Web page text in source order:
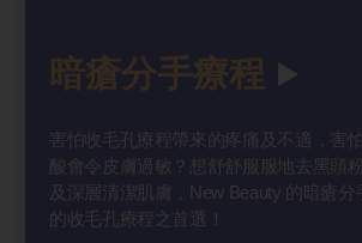
暗瘡分手療程
害怕收毛孔療程帶來的疼痛及不適，害
酸會令皮膚過敏？想舒舒服服地去黑頭粉
及深層清潔肌膚，New Beauty 的暗瘡
的收毛孔療程之首選！